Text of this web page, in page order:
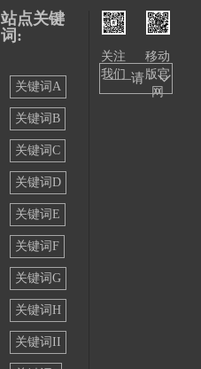
站点关键
词:
关键词A
关键词B
关键词C
关键词D
关键词E
关键词F
关键词G
关键词H
关键词II
关注
我们
移动
版官
网
——请